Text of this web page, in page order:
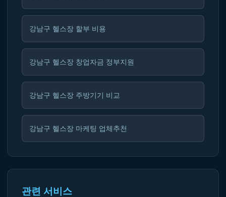
강남구 헬스장 할부 비용
강남구 헬스장 창업자금 정부지원
강남구 헬스장 주방기기 비교
강남구 헬스장 마케팅 업체추천
관련 서비스